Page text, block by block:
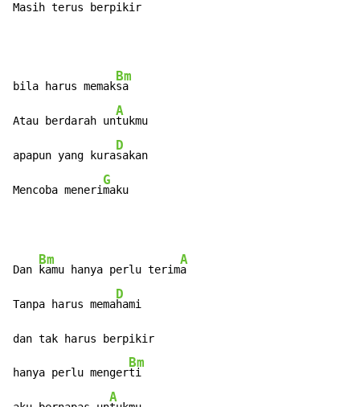
Masih terus berpikir
bila harus memak
Bm
sa
Atau berdarah un
A
tukmu
apapun yang kura
D
sakan
Mencoba meneri
G
maku
Dan
Bm
kamu hanya perlu terim
A
a
Tanpa harus mema
D
hami
dan tak harus berpikir
hanya perlu menger
Bm
ti
A